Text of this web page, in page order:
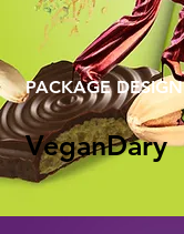
PACKAGE DESIGN
VeganDary